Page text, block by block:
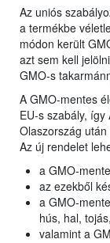
Az uniós
a termékbe
módon került
azt sem kell
GMO-s
A GMO-mentes
EU-s szabály,
Olaszország
Az új rendelet
a GMO-
az ezekből
a GMO-
hús, hal,
valamint a